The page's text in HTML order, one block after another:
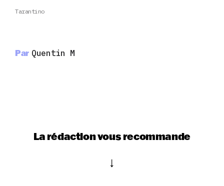
Tarantino
Par Quentin M
La rédaction vous recommande